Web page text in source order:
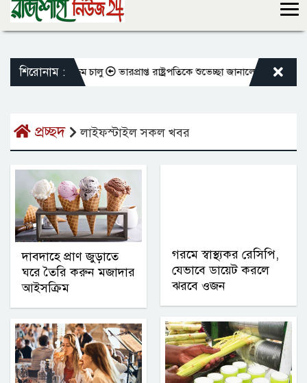
শিরোনাম :
বদলি কার্যক্রম চালু ভারপ্রাপ্ত রাষ্ট্রপতিকে শুভেচ্ছা জানালেন রাসিক প্রশাসক
প্রচ্ছদ লাইফস্টাইল সকল খবর
দাবদাহে প্রাণ জুড়াতে
ঘরে তৈরি করুন মজাদার
আইসক্রিম
গরমে স্বাস্থ্যকর রেসিপি,
যেভাবে ডায়েট করলে
ঝরবে ওজন